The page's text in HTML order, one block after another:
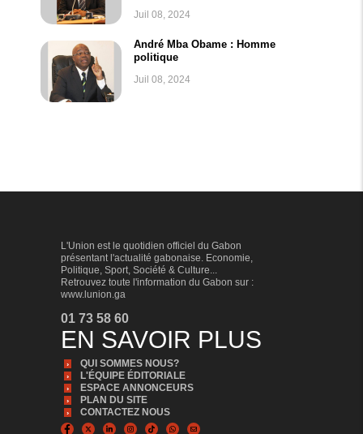
Juil 08, 2024
André Mba Obame : Homme
politique
Juil 08, 2024
L'Union est le quotidien officiel du Gabon
présentant l'actualité gabonaise. Economie,
Politique, Sport, Société & Culture...
Retrouvez toute l'information du Gabon sur :
www.lunion.ga
01 73 58 60
EN SAVOIR PLUS
QUI SOMMES NOUS?
L'ÉQUIPE ÉDITORIALE
ESPACE ANNONCEURS
PLAN DU SITE
CONTACTEZ NOUS